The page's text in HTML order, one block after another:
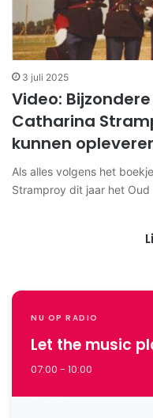
3 juli 2025
Video:
Catharina
kunnen
Als alles volgens het
Stramproy dit jaar het Oud
NU OP RADIO
Let the music
07:00 - 10:00